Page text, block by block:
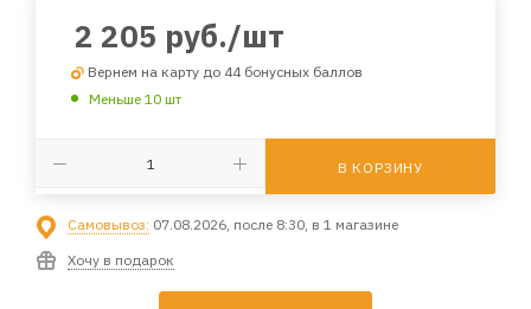
2 205 руб./шт
Вернем на карту до 44 бонусных баллов
Меньше 10 шт
В КОРЗИНУ
Самовывоз: 07.08.2026, после 8:30, в 1 магазине
Хочу в подарок